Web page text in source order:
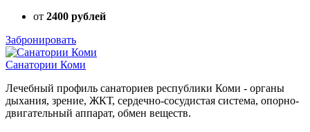
от 2400 рублей
Забронировать
Санатории Коми
Лечебный профиль санаториев республики Коми - органы
дыхания, зрение, ЖКТ, сердечно-сосудистая система, опорно-
двигательный аппарат, обмен веществ.